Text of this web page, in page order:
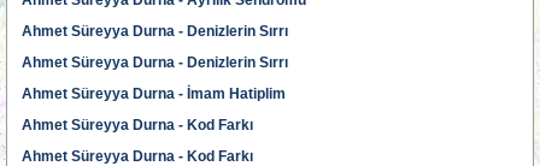
Ahmet Süreyya Durna - Denizlerin Sırrı
Ahmet Süreyya Durna - Denizlerin Sırrı
Ahmet Süreyya Durna - İmam Hatiplim
Ahmet Süreyya Durna - Kod Farkı
Ahmet Süreyya Durna - Kod Farkı